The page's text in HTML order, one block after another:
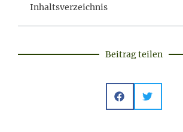
Inhaltsverzeichnis
Beitrag teilen